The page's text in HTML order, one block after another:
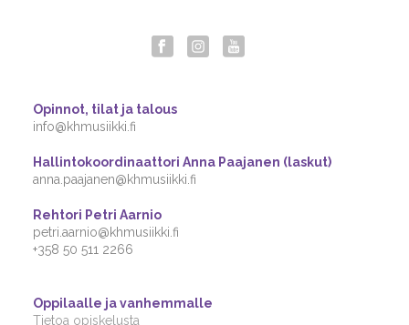
Opinnot, tilat ja talous
info@khmusiikki.fi
Hallintokoordinaattori Anna Paajanen (laskut)
anna.paajanen@khmusiikki.fi
Rehtori Petri Aarnio
petri.aarnio@khmusiikki.fi
+358 50 511 2266
Oppilaalle ja vanhemmalle
Tietoa opiskelusta